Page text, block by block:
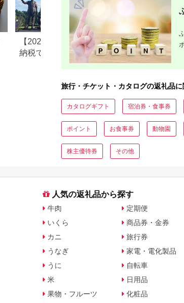
【2026年最新版】ふるさと
納税でディズニー返礼品は
もらえる？ホテル・チケッ
ふるさと納
で30万円寄
すめ返礼品
旅行・チケット・カタログの返礼品
カタログギフト 宿泊券・食事券
ポイント お食事券 動物園
株主優待券 その他
人気の返礼品から探す
牛肉
いくら
カニ
うなぎ
うに
米
果物・フルーツ
定期便
商品券・金券
旅行券
家電・電化製品
自転車
日用品
化粧品